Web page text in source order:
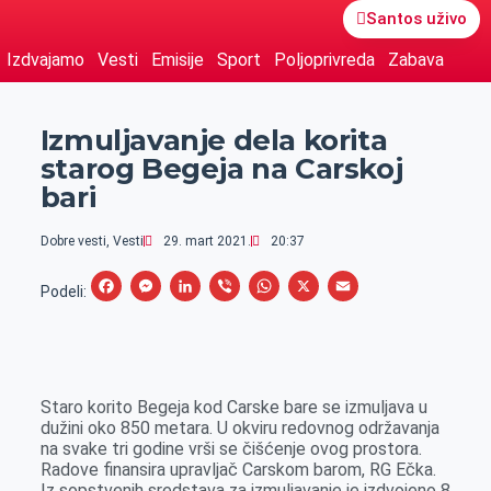
Santos uživo
Izdvajamo Vesti Emisije Sport Poljoprivreda Zabava
Izmuljavanje dela korita
starog Begeja na Carskoj
bari
Dobre vesti, Vesti 29. mart 2021. 20:37
Podeli:
F
b
o
o
M
e
n
g
L
e
d
I
V
r
W
A
p
X
E
l
Staro korito Begeja kod Carske bare se izmuljava u
dužini oko 850 metara. U okviru redovnog održavanja
na svake tri godine vrši se čišćenje ovog prostora.
Radove finansira upravljač Carskom barom, RG Ečka.